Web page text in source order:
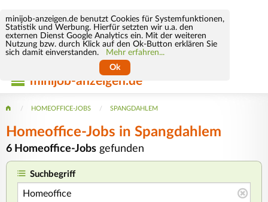
minijob-anzeigen.de benutzt Cookies für Systemfunktionen,
Statistik und Werbung. Hierfür setzten wir u.a. den
externen Dienst Google Analytics ein. Mit der weiteren
Nutzung bzw. durch Klick auf den Ok-Button erklären Sie
sich damit einverstanden.
Mehr erfahren...
Ok
minijob-anzeigen.de
HOMEOFFICE-JOBS SPANGDAHLEM
Homeoffice-Jobs in Spangdahlem
6 Homeoffice-Jobs gefunden
Suchbegriff